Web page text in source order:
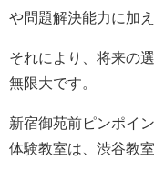
や問題解決能力に加
それにより、将来の
無限大です。
新宿御苑前ピンポイ
体験教室は、渋谷教